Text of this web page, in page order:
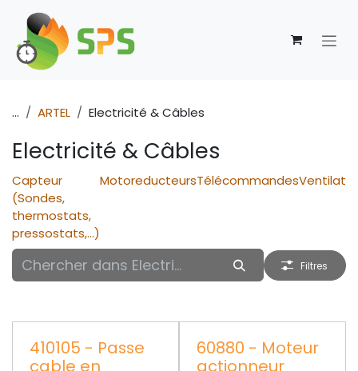
Se rendre au contenu
... ARTEL Electricité & Câbles
Electricité & Câbles
Capteur
(Sondes,
thermostats,
pressostats,...)
MotoreducteursTélécommandes
Filtres
410105 - Passe
cable en
60880 - Moteur
actionneur